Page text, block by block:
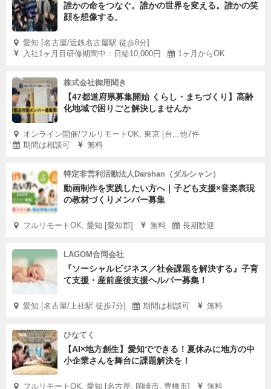
誰かの命をつなぐ。誰かの世界を変える。誰かの笑
顔を想像する。
愛知 [名古屋/近鉄名古屋駅 徒歩8分]
入社1ヶ月目研修期間中：日給10,000円
1ヶ月からOK
株式会社御用聞き
【47都道府県募集開始 くらし・まちづくり】高齢
化地域で困りごと解決しませんか
オンライン開催/フルリモートOK, 東京 [台...他7件
期間は相談可
無料
特定非営利活動法人Darshan（ダルシャン）
動画制作を実践したい方へ｜子ども支援×音楽表現
の教材づくりメンバー募集
フルリモートOK, 愛知 [愛知郡] 無料 長期歓迎
LAGOM合同会社
『ソーシャルビジネス／社会課題を解決する』子育
て支援・産前産後支援ヘルパー募集！
愛知 [名古屋/上社駅 徒歩7分] 期間は相談可 無料
ひなてく
【AI×地方創生】愛知でできる！夏休みに地方の中
小企業さんを舞台に課題解決を！
フルリモートOK, 愛知 [名古屋, 岡崎市, 豊橋市]
無料